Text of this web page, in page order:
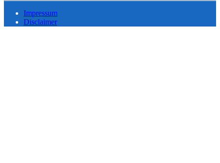
Impressum
Disclaimer